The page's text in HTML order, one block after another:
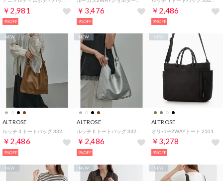
￥2,981
9%OFF
￥3,476
9%OFF
￥2,486
9%OFF
ALTROSE
￥2,486
NEW
9%OFF
ALTROSE
￥2,486
NEW
9%OFF
ALTROSE
￥3,278
NEW
9%OFF
NEW NEW NEW